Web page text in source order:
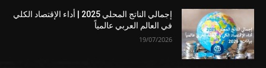
إجمالي الناتج المحلي 2025 | أداء الإقتصاد الكلي
في العالم العربي عالمياً
19/07/2026